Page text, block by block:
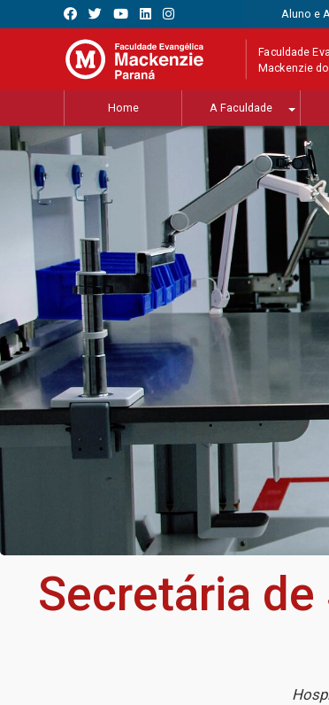
Aluno e
Faculdade
Mackenzie
Home A Faculdade
Secretária